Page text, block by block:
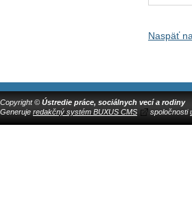
Naspäť
Copyright © Ústredie práce, sociálnych vecí a rodiny
Generuje redakčný systém BUXUS CMS spoločnosti